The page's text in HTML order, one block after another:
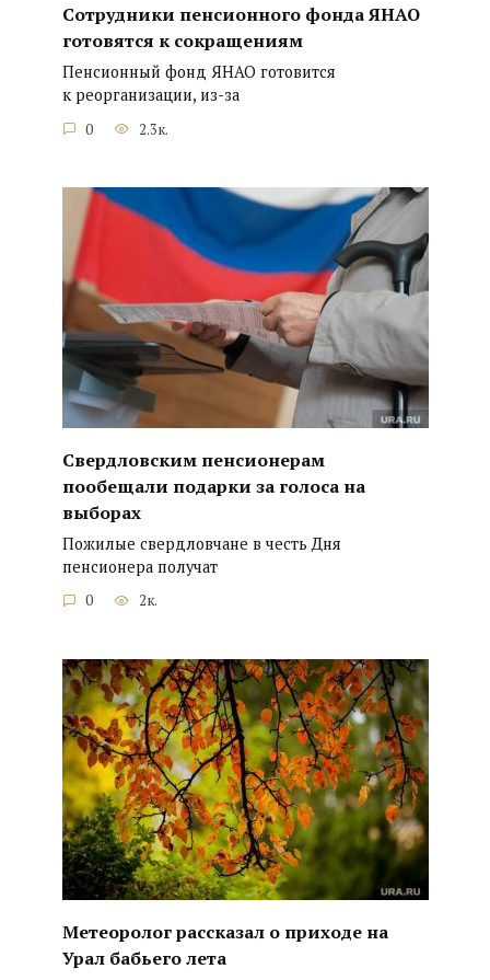
Сотрудники пенсионного фонда ЯНАО
готовятся к сокращениям
Пенсионный фонд ЯНАО готовится
к реорганизации, из-за
0 2.3к.
Свердловским пенсионерам
пообещали подарки за голоса на
выборах
Пожилые свердловчане в честь Дня
пенсионера получат
0 2к.
Метеоролог рассказал о приходе на
Урал бабьего лета